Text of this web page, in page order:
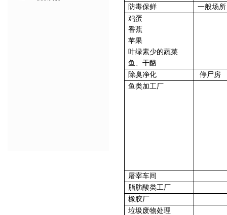
防毒保鲜
一般场所
鸡蛋
香蕉
苹果
叶绿素少的蔬菜
鱼、干酪
除臭净化
停尸房
鱼类加工厂
屠宰车间
脂肪酸类工厂
橡胶厂
垃圾废物处理